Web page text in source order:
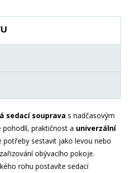
sedací souprava s nadčasovým
pohodlí, praktičnost a univerzální
potřeby sestavit jako levou nebo
obývacího pokoje.
rohu postavíte sedací